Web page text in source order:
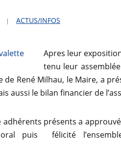
ACTUS/INFOS
Apres leur
tenu leur
de René Milhau, le Maire, a
aussi le bilan financier de
adhérents présents a
puis félicité